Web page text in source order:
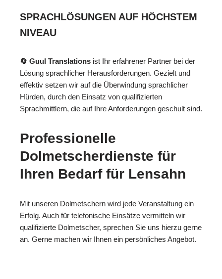
SPRACHLÖSUNGEN AUF HÖCHSTEM
NIVEAU
🔄 Guul Translations ist Ihr erfahrener Partner bei der
Lösung sprachlicher Herausforderungen. Gezielt und
effektiv setzen wir auf die Überwindung sprachlicher
Hürden, durch den Einsatz von qualifizierten
Sprachmittlern, die auf Ihre Anforderungen geschult sind.
Professionelle
Dolmetscherdienste für
Ihren Bedarf für Lensahn
Mit unseren Dolmetschern wird jede Veranstaltung ein
Erfolg. Auch für telefonische Einsätze vermitteln wir
qualifizierte Dolmetscher, sprechen Sie uns hierzu gerne
an. Gerne machen wir Ihnen ein persönliches Angebot.